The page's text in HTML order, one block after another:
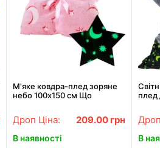
М'яке ковдра-плед зоряне
небо 100х150 см Що
Дроп Ціна: 209.00 грн
В наявності
плед
В